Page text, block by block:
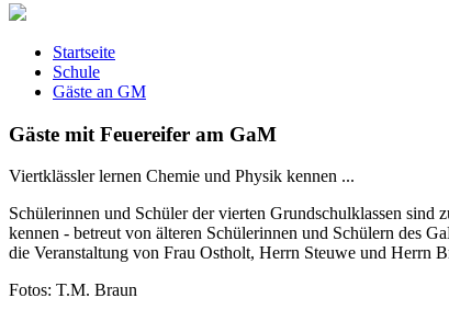
Startseite
Schule
Gäste an GM
Gäste mit Feuereifer am GaM
Viertklässler lernen Chemie und Physik kennen ...
Schülerinnen und Schüler der vierten Grundschulklassen
kennen - betreut von älteren Schülerinnen und Schülern des
die Veranstaltung von Frau Ostholt, Herrn Steuwe und Herrn
Fotos: T.M. Braun